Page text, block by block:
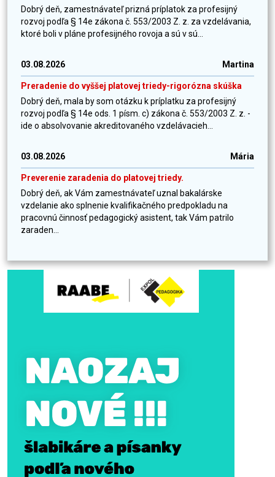
Dobrý deň, zamestnávateľ prizná príplatok za profesijný
rozvoj podľa § 14e zákona č. 553/2003 Z. z. za vzdelávania,
ktoré boli v pláne profesijného rovoja a sú v sú...
03.08.2026 Martina
Preradenie do vyššej platovej triedy-rigorózna skúška
Dobrý deň, mala by som otázku k príplatku za profesijný
rozvoj podľa § 14e ods. 1 písm. c) zákona č. 553/2003 Z. z. -
ide o absolvovanie akreditovaného vzdelávacieh...
03.08.2026 Mária
Preverenie zaradenia do platovej triedy.
Dobrý deň, ak Vám zamestnávateľ uznal bakalárske
vzdelanie ako splnenie kvalifikačného predpokladu na
pracovnú činnosť pedagogický asistent, tak Vám patrilo
zaraden...